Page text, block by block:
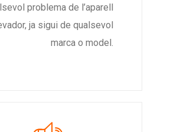
problema de l’aparell
ja sigui de qualsevol
marca o model.